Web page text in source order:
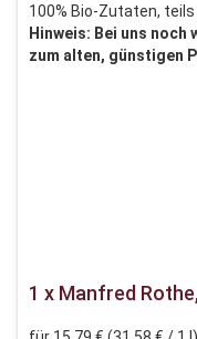
100% Bio-Zutaten,
Hinweis: Bei uns noch
zum alten, günstigen
1 x Manfred